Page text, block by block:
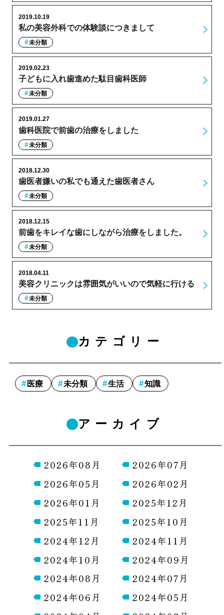
私の美容外科での体験談につきまして
2019.10.19
未分類
子どもに入れ歯進めた駄目歯科医師
2019.02.23
未分類
歯科医院で前歯の治療をしました
2019.01.27
未分類
歯医者嫌いの私でも通えた歯医者さん
2018.12.30
未分類
前歯をキレイな歯にしながら治療をしました。
2018.12.15
未分類
美容クリニックは雰囲気がいいので気軽に行ける
2018.04.11
未分類
カテゴリー
医療 未分類 生活 知識
アーカイブ
2026年08月
2026年07月
2026年05月
2026年02月
2026年01月
2025年12月
2025年11月
2025年10月
2024年12月
2024年11月
2024年10月
2024年09月
2024年08月
2024年07月
2024年06月
2024年05月